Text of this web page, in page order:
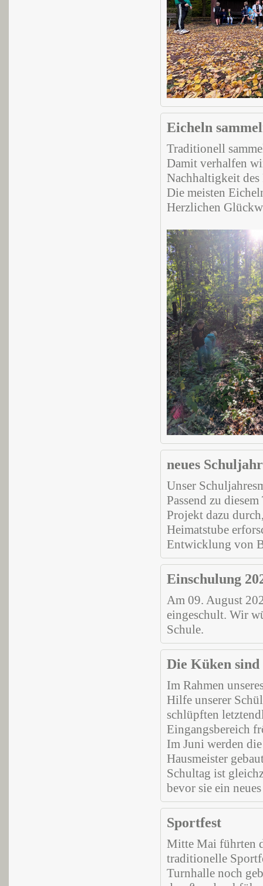
Eicheln
Traditionell
Damit verhalfen
Nachhaltigkeit des
Die meisten
Herzlichen
neues
Unser
Passend zu
Projekt dazu
Heimatstube
Entwicklung von
Einschulung
Am 09. August
eingeschult. Wir
Schule.
Die Küken sind
Im Rahmen
Hilfe unserer
schlüpften
Eingangsbereich
Im Juni werden
Hausmeister
Schultag ist
bevor sie
Sportfest
Mitte Mai führten
traditionelle
Turnhalle noch